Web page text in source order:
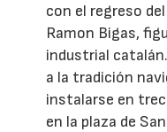
con el regreso
Ramon Bigas,
industrial
a la tradición
instalarse en
en la plaza de